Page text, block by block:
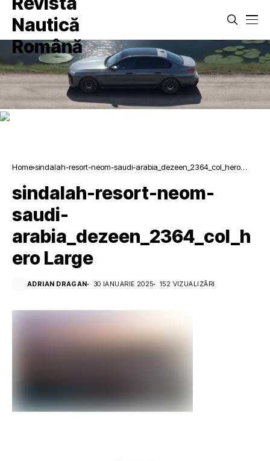
Home sindalah-resort-neom-saudi-arabia_dezeen_2364_col_hero
sindalah-resort-neom-
saudi-
arabia_dezeen_2364_col_h
ero Large
ADRIAN DRAGAN 30 IANUARIE 2025 152 VIZUALIZĂRI